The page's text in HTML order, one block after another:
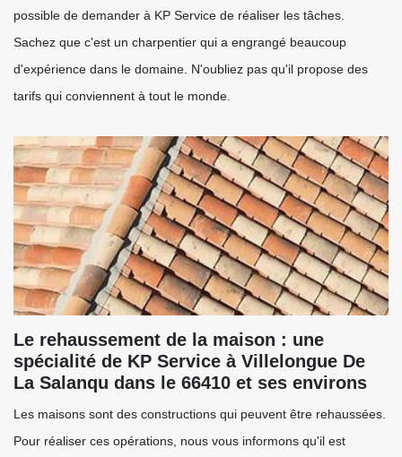
possible de demander à KP Service de réaliser les tâches.
Sachez que c'est un charpentier qui a engrangé beaucoup
d'expérience dans le domaine. N'oubliez pas qu'il propose des
tarifs qui conviennent à tout le monde.
Le rehaussement de la maison : une
spécialité de KP Service à Villelongue De
La Salanqu dans le 66410 et ses environs
Les maisons sont des constructions qui peuvent être rehaussées.
Pour réaliser ces opérations, nous vous informons qu'il est